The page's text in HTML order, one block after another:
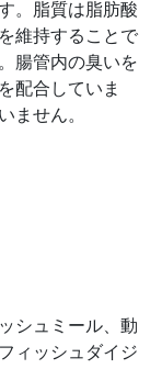
。脂質は脂肪酸
維持することで
腸管内の臭いを
配合していま
ません。
シュミール、動
ィッシュダイジ